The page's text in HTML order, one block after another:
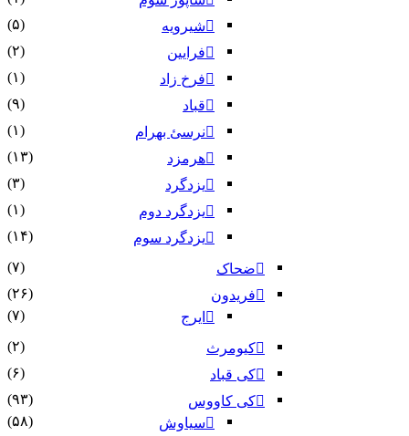
شیرویه
(۵)
فرایین
(۲)
فرخ زاد
(۱)
قباد
(۹)
نرسئ بهرام‏
(۱)
هرمزد
(۱۳)
یزدگرد
(۳)
یزدگرد دوم
(۱)
یزدگرد سوم
(۱۴)
ضحاک
(۷)
فریدون
(۲۶)
ایرج
(۷)
کیومرث
(۲)
کی قباد
(۶)
کی کاووس
(۹۳)
سیاوش
(۵۸)